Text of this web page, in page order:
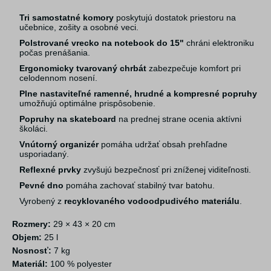
Tri samostatné komory poskytujú dostatok priestoru na
učebnice, zošity a osobné veci.
Polstrované vrecko na notebook do 15" chráni elektroniku
počas prenášania.
Ergonomicky tvarovaný chrbát zabezpečuje komfort pri
celodennom nosení.
Plne nastaviteľné ramenné, hrudné a kompresné popruhy
umožňujú optimálne prispôsobenie.
Popruhy na skateboard na prednej strane ocenia aktívni
školáci.
Vnútorný organizérpomáha udržať obsah prehľadne
usporiadaný.
Reflexné prvky zvyšujú bezpečnosť pri zníženej viditeľnosti.
Pevné dno pomáha zachovať stabilný tvar batohu.
Vyrobený z recyklovaného vodoodpudivého materiálu.
Rozmery: 29 × 43 × 20 cm
Objem: 25 l
Nosnosť: 7 kg
Materiál: 100 % polyester